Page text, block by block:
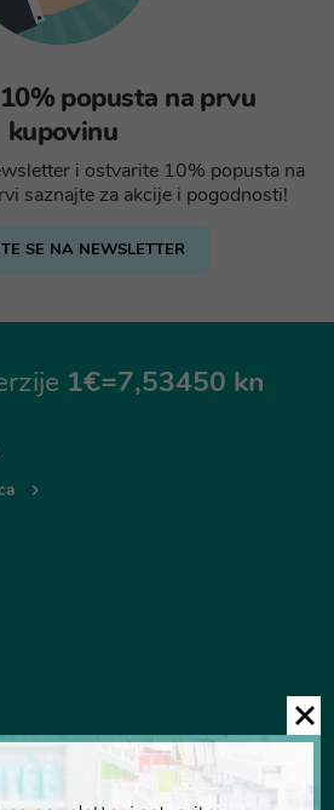
popusta na prvu
kupovinu
i ostvarite 10% popusta na
saznajte za akcije i pogodnosti!
SE NA NEWSLETTER
1€=7,53450 kn